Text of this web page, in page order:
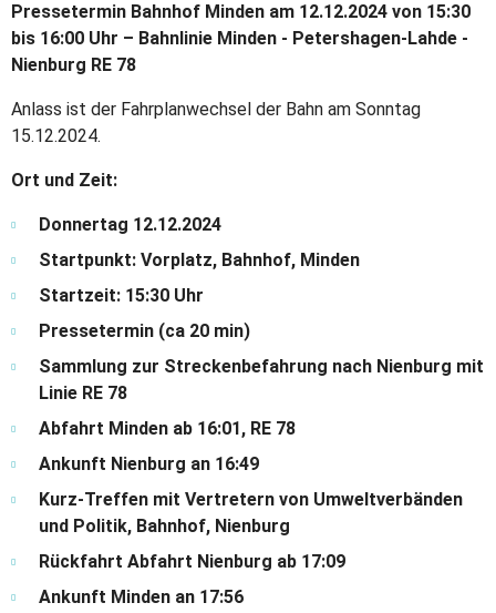
Pressetermin Bahnhof Minden am 12.12.2024 von 15:30
bis 16:00 Uhr – Bahnlinie Minden - Petershagen-Lahde -
Nienburg RE 78
Anlass ist der Fahrplanwechsel der Bahn am Sonntag
15.12.2024.
Ort und Zeit:
Donnertag 12.12.2024
Startpunkt: Vorplatz, Bahnhof, Minden
Startzeit: 15:30 Uhr
Pressetermin (ca 20 min)
Sammlung zur Streckenbefahrung nach Nienburg mit
Linie RE 78
Abfahrt Minden ab 16:01, RE 78
Ankunft Nienburg an 16:49
Kurz-Treffen mit Vertretern von Umweltverbänden
und Politik, Bahnhof, Nienburg
Rückfahrt Abfahrt Nienburg ab 17:09
Ankunft Minden an 17:56